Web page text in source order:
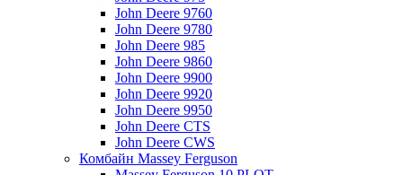
John Deere 9760
John Deere 9780
John Deere 985
John Deere 9860
John Deere 9900
John Deere 9920
John Deere 9950
John Deere CTS
John Deere CWS
Комбайн Massey Ferguson